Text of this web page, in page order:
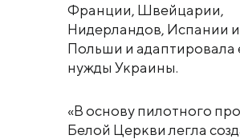
Франции, Швейцарии,
Нидерландов, Испании и
Польши и адаптировала
нужды Украины.
«В основу пилотного
Белой Церкви легла